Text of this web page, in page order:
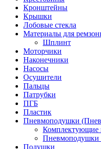
Кронштейны
Крышки
Лобовые стекла
Материалы для
Шплинт
Моторчики
Наконечники
Насосы
Осушители
Пальцы
Патрубки
ПГБ
Пластик
Пневмоподушки
Комплектующие
Пневмоподушки
Подушки